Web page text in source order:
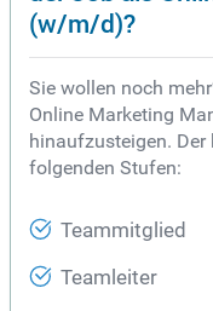
(w/m/d)?
Sie wollen noch
Online Marketing
hinaufzusteigen.
folgenden Stufen:
Teammitglied
Teamleiter